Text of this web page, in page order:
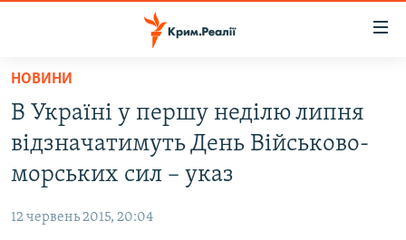
Перейти
основного
матеріалу
до
основної
навігації
ВОДА.КРИМ
БЛОГИ
НОВИНИ
В Україні у першу неділю липня
відзначатимуть День Військово-
морських сил – указ
12 червень 2015, 20:04